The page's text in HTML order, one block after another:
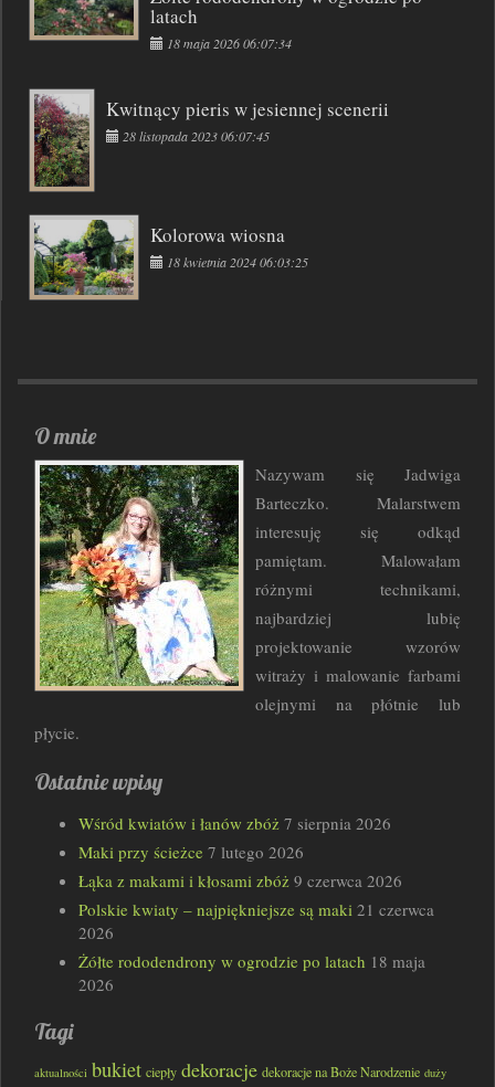
latach
18 maja 2026 06:07:34
Kwitnący pieris w jesiennej scenerii
28 listopada 2023 06:07:45
Kolorowa wiosna
18 kwietnia 2024 06:03:25
O mnie
Nazywam się Jadwiga
Barteczko. Malarstwem
interesuję się odkąd
pamiętam. Malowałam
różnymi technikami,
najbardziej lubię
projektowanie wzorów
witraży i malowanie farbami
olejnymi na płótnie lub
płycie.
Ostatnie wpisy
Wśród kwiatów i łanów zbóż 7 sierpnia 2026
Maki przy ścieżce 7 lutego 2026
Łąka z makami i kłosami zbóż 9 czerwca 2026
Polskie kwiaty – najpiękniejsze są maki 21 czerwca
2026
Żółte rododendrony w ogrodzie po latach 18 maja
2026
Tagi
aktualności bukiet ciepły dekoracje dekoracje na Boże Narodzenie duży